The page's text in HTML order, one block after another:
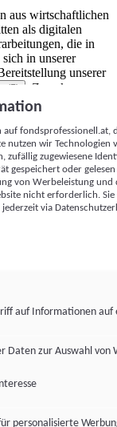
aus wirtschaftlichen
als digitalen
die in
in unserer
unserer
(5)
. Zwecke:
Werbeleistung
(z. B. login-
mit anderen
usw.) auf
werden, um es
einer Webseite
hier aufgeführten
auf
nutzen wir Technologien
zufällig zugewiesene
gespeichert oder
von Werbeleistung
nicht erforderlich.
via
auf Informationen auf
Daten zur Auswahl von
personalisierte